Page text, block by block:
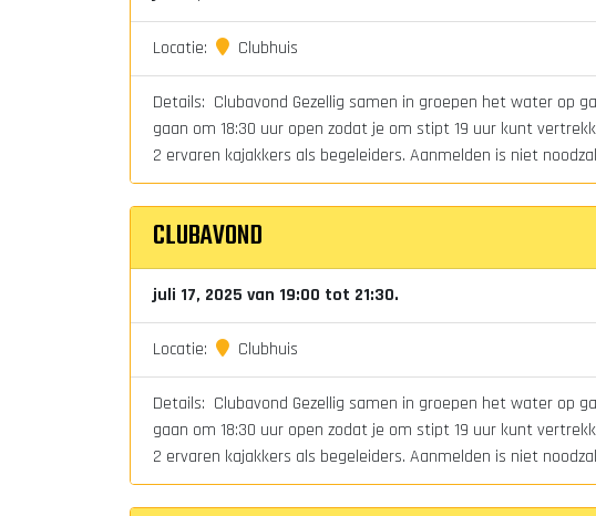
Locatie: Clubhuis
Details: Clubavond Gezellig samen in groepen het water op
gaan om 18:30 uur open zodat je om stipt 19 uur kunt
2 ervaren kajakkers als begeleiders. Aanmelden is niet
CLUBAVOND
juli 17, 2025 van 19:00 tot 21:30.
Locatie: Clubhuis
Details: Clubavond Gezellig samen in groepen het water op
gaan om 18:30 uur open zodat je om stipt 19 uur kunt
2 ervaren kajakkers als begeleiders. Aanmelden is niet